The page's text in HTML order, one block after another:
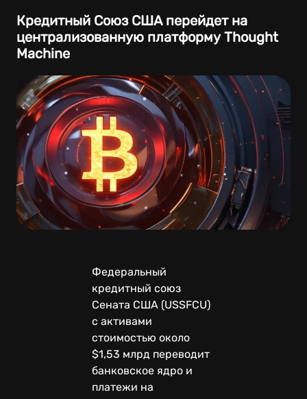
Кредитный Союз США перейдет на
централизованную платформу Thought
Machine
Федеральный
кредитный союз
Сената США (USSFCU)
с активами
стоимостью около
$1,53 млрд переводит
банковское ядро и
платежи на